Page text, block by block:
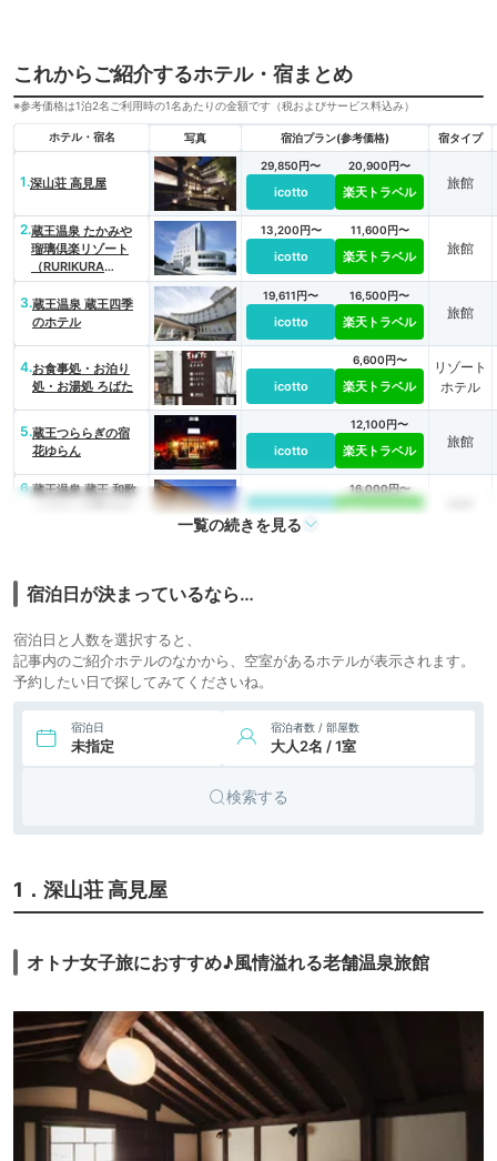
これからご紹介するホテル・宿まとめ
※参考価格は1泊2名ご利用時の1名あたりの金額です（税およびサービス料込み）
ホテル・宿名 写真 宿泊プラン(参考価格) 宿タイプ
1.深山荘 高見屋
29,850円〜
icotto
20,900円〜
楽天トラベル
旅館
2.蔵王温泉 たかみや
瑠璃倶楽リゾート
（RURIKURA
RESORT）
13,200円〜
icotto
11,600円〜
楽天トラベル 旅館
3.蔵王温泉 蔵王四季
のホテル
19,611円〜
icotto
16,500円〜
楽天トラベル
旅館
4.お食事処・お泊り
処・お湯処 ろばた
icotto
6,600円〜
楽天トラベル
リゾート
ホテル
5.蔵王つららぎの宿
花ゆらん
icotto
12,100円〜
楽天トラベル
旅館
6.蔵王温泉 蔵王 和歌
icotto
16,000円〜
楽天トラベル
らく
一覧の続きを見る
宿泊日が決まっているなら…
宿泊日と人数を選択すると、
記事内のご紹介ホテルのなかから、空室があるホテルが表示されます。
予約したい日で探してみてくださいね。
宿泊日
未指定
宿泊者数 / 部屋数
大人2名 / 1室
検索する
1．深山荘 高見屋
オトナ女子旅におすすめ♪風情溢れる老舗温泉旅館